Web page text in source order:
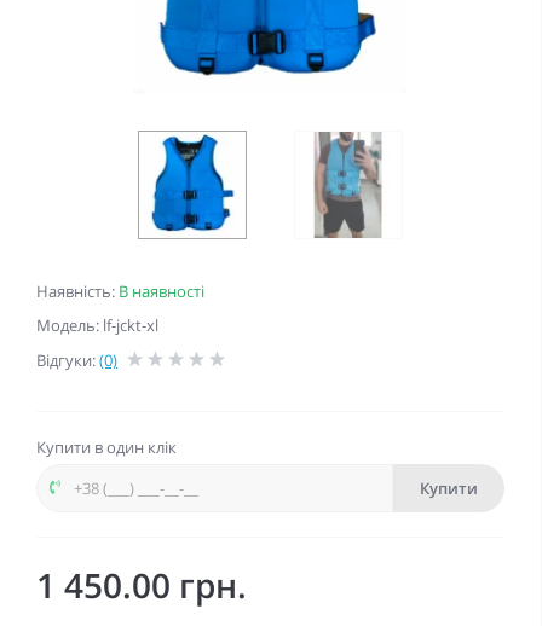
Наявність: В наявності
Модель: lf-jckt-xl
Відгуки:(0)
Купити в один клік
Купити
1 450.00 грн.